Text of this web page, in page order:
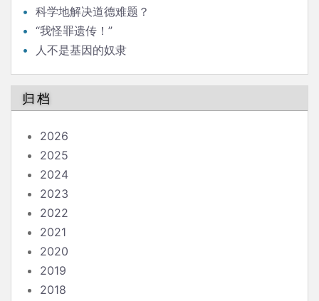
科学地解决道德难题？
“我怪罪遗传！”
人不是基因的奴隶
归档
2026
2025
2024
2023
2022
2021
2020
2019
2018